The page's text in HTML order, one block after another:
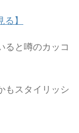
】
ると噂のカッコ
もスタイリッシ